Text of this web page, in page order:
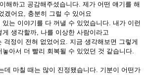
해하고 공감해주셨습니다. 제가 어떤 얘기를 해
겠어요, 충분히 그럴 수 있어요
는 이야기를 다 꺼낼 수 있었습니다. 내가 이런
생각할까, 나를 이상한 사람이라고
걱정이 전혀 없었어요. 지금 생각해보면 그렇게
아서 더 빨리 회복될 수 있었던 것 같습니다.
데 마칠 때는 많이 진정됐습니다. 기분이 어떤가